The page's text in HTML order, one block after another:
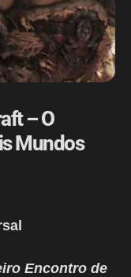
– O
Mundos
Encontro de